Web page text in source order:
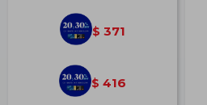
$ 371
$ 416